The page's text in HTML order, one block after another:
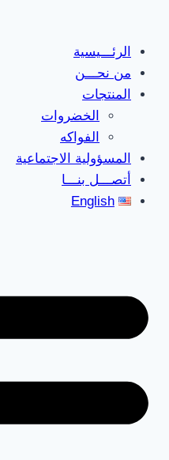
contentالرئـــيسية
من نحـــن
المنتجات
الخضروات
الفواكه
المسؤولية الاجتماعية
أتصـــل بنـــا
English